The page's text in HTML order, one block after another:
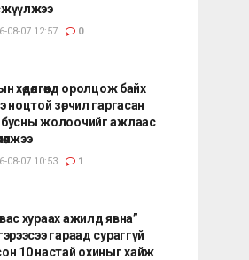
08-07 12:57 0
хөдөлгөөнд оролцож байх
ноцтой зөрчил гаргасан
жолоочийг ажлаас
08-07 10:53 1
хураах ажилд явна”
гараад сураггүй
10 настай охиныг хайж